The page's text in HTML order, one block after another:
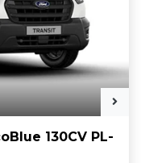
130CV PL-